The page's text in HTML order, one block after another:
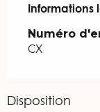
Informations
Informations
Numéro
CX
Disposition